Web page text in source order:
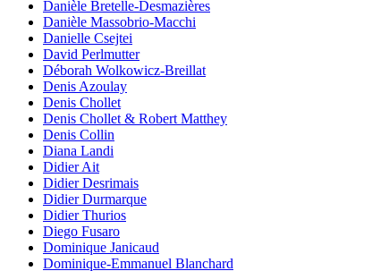
Danièle Bretelle-Desmazières
Danièle Massobrio-Macchi
Danielle Csejtei
David Perlmutter
Déborah Wolkowicz-Breillat
Denis Azoulay
Denis Chollet
Denis Chollet & Robert Matthey
Denis Collin
Diana Landi
Didier Ait
Didier Desrimais
Didier Durmarque
Didier Thurios
Diego Fusaro
Dominique Janicaud
Dominique-Emmanuel Blanchard